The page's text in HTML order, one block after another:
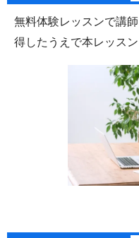
無料体験レッスンで講
得したうえで本レッス